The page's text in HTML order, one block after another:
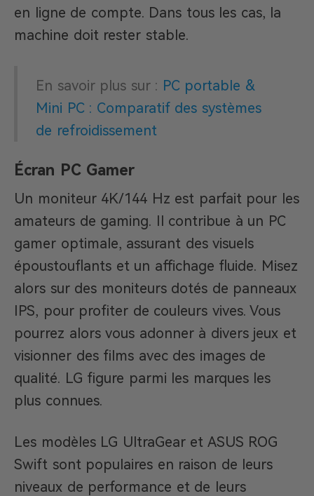
en ligne de compte. Dans tous les cas, la
machine doit rester stable.
En savoir plus sur : PC portable &
Mini PC : Comparatif des systèmes
de refroidissement
Écran PC Gamer
Un moniteur 4K/144 Hz est parfait pour les
amateurs de gaming. Il contribue à un PC
gamer optimale, assurant des visuels
époustouflants et un affichage fluide. Misez
alors sur des moniteurs dotés de panneaux
IPS, pour profiter de couleurs vives. Vous
pourrez alors vous adonner à divers jeux et
visionner des films avec des images de
qualité. LG figure parmi les marques les
plus connues.
Les modèles LG UltraGear et ASUS ROG
Swift sont populaires en raison de leurs
niveaux de performance et de leurs